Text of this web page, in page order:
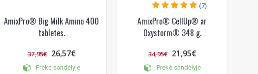
AmixPro® Big Milk Amino 400
tabletes.
37,95€ 26,57€
Prekė sandėlyje
AmixPro® CellUp® ar
Oxystorm® 348 g.
(7)
34,95€ 21,95€
Prekė sandėlyje